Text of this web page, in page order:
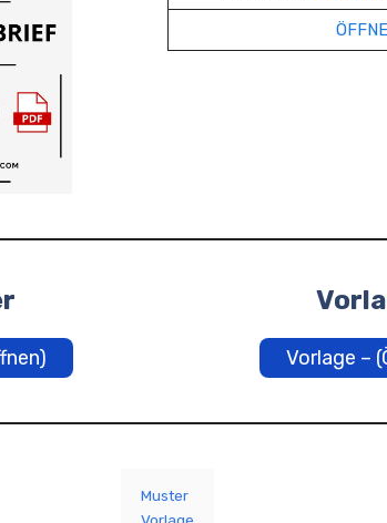
Vorlage –
Muster